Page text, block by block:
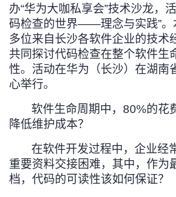
主
页
的
开
发
者
我
的
博
我
的
我
办“华为大咖私享会”技术沙龙，
码检查的世界——理念与实践”。
多位来自长沙各软件企业的技术
共同探讨代码检查在整个软件生
性。活动在华为（长沙）在湖南
心举行。
软件生命周期中，80%的花
降低维护成本？
在软件开发过程中，企业经
重要资料交接困难，其中，作为
档，代码的可读性该如何保证？